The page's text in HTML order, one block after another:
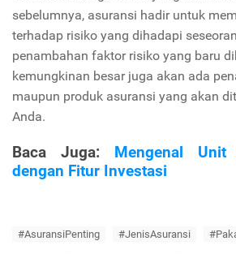
sebelumnya, asuransi hadir untuk
terhadap risiko yang dihadapi
penambahan faktor risiko yang baru
kemungkinan besar juga akan ada
maupun produk asuransi yang akan
Anda.
Baca Juga: Mengenal
dengan Fitur Investasi
#AsuransiPenting #JenisAsuransi